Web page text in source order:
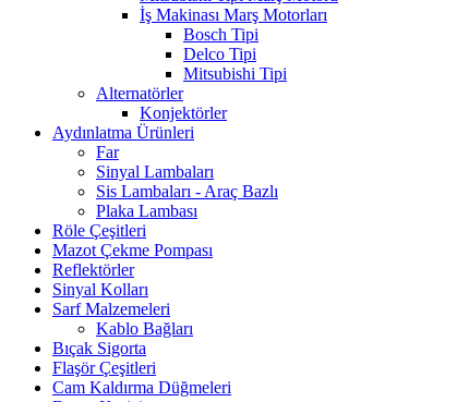
İş Makinası Marş Motorları
Bosch Tipi
Delco Tipi
Mitsubishi Tipi
Alternatörler
Konjektörler
Aydınlatma Ürünleri
Far
Sinyal Lambaları
Sis Lambaları - Araç Bazlı
Plaka Lambası
Röle Çeşitleri
Mazot Çekme Pompası
Reflektörler
Sinyal Kolları
Sarf Malzemeleri
Kablo Bağları
Bıçak Sigorta
Flaşör Çeşitleri
Cam Kaldırma Düğmeleri